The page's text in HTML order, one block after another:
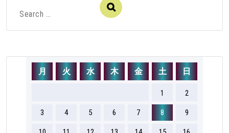
Search
月 火 水 木 金 土 日
1 2
3 4 5 6 7 8 9